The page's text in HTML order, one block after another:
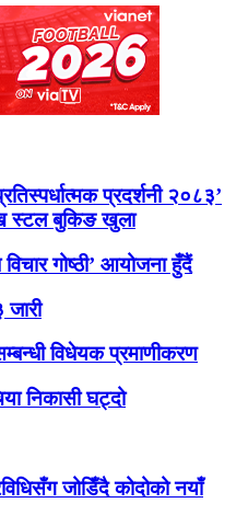
प्रदर्शनी २०८३’
स्टल बुकिङ खुला
गोष्ठी’ आयोजना हुँदैं
जारी
विधेयक प्रमाणीकरण
निकासी घट्दो
जोडिँदै कोदोको नयाँ